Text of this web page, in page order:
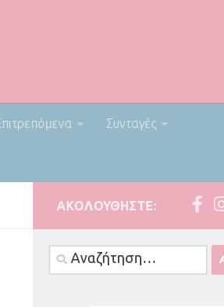
Συνταγές
ΑΚΟΛΟΥΘΉΣΤΕ:
Αναζήτηση
για: